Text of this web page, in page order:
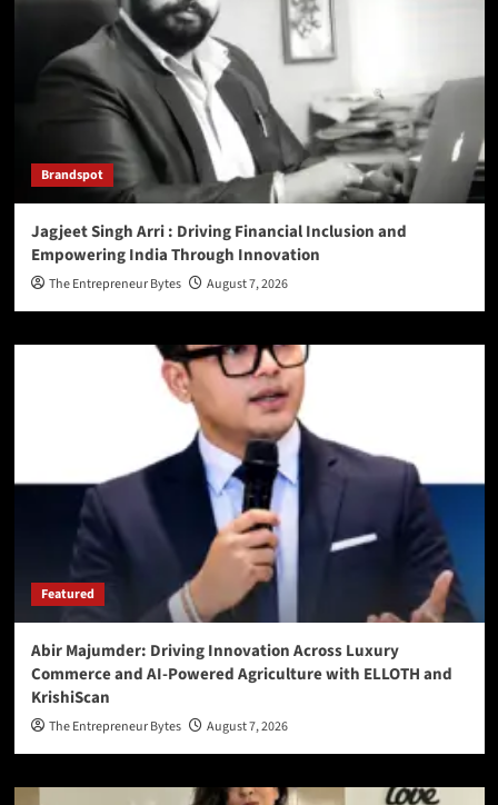
Brandspot
Jagjeet Singh Arri : Driving Financial Inclusion and
Empowering India Through Innovation
The Entrepreneur Bytes August 7, 2026
Featured
Abir Majumder: Driving Innovation Across Luxury
Commerce and AI-Powered Agriculture with ELLOTH and
KrishiScan
The Entrepreneur Bytes August 7, 2026